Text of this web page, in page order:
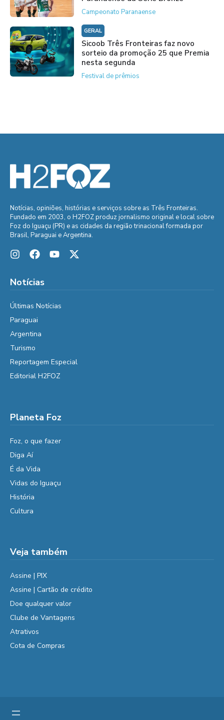
Campeonato Paranaense
GERAL
Sicoob Três Fronteiras faz novo
sorteio da promoção 25 que Premia
nesta segunda
Festival de prêmios
Notícias, opiniões, histórias e serviços sobre as Três Fronteiras.
Fundado em 2003, o H2FOZ produz jornalismo original e local sobre
Foz do Iguaçu (PR) e as cidades da região trinacional formada por
Brasil, Paraguai e Argentina.
Notícias
Últimas Notícias
Paraguai
Argentina
Turismo
Reportagem Especial
Editorial H2FOZ
Planeta Foz
Foz, o que fazer
Diga Aí
É da Vida
Vidas do Iguaçu
História
Cultura
Veja também
Assine | PIX
Assine | Cartão de crédito
Doe qualquer valor
Clube de Vantagens
Atrativos
Cota de Compras